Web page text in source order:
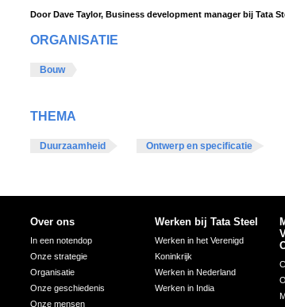
c
t
Door Dave Taylor, Business development manager bij Tata
ORGANISATIE
Bouw
THEMA
Duurzaamheid Ontwerp en specificatie
Over ons
In een notendop
Onze strategie
Organisatie
Onze geschiedenis
Onze mensen
Werken bij Tata Steel
Werken in het Verenigd
Koninkrijk
Werken in Nederland
Werken in India